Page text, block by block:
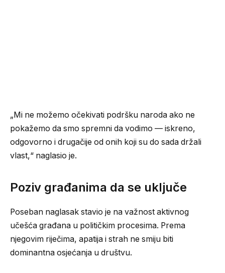
„Mi ne možemo očekivati podršku naroda ako ne
pokažemo da smo spremni da vodimo — iskreno,
odgovorno i drugačije od onih koji su do sada držali
vlast,“ naglasio je.
Poziv građanima da se uključe
Poseban naglasak stavio je na važnost aktivnog
učešća građana u političkim procesima. Prema
njegovim riječima, apatija i strah ne smiju biti
dominantna osjećanja u društvu.